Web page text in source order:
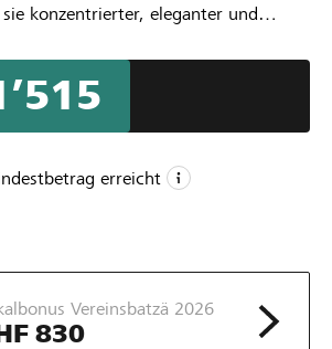
konzentrierter, eleganter und
diesen magischen Effekt im Lauf der
Wir sind gespannt, was unsere
neuen Vereinsdress erreichen können.
erreicht
Vereinsbatzä 2026
830